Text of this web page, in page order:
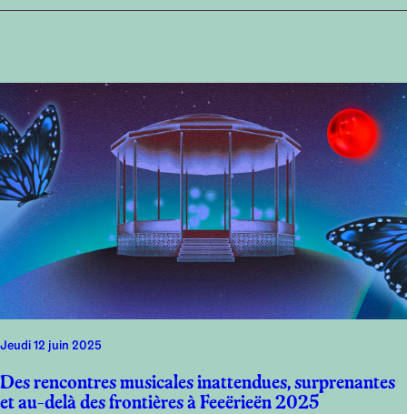
jeudi 12 juin 2025
Des rencontres musicales inattendues, surprenantes
et au-delà des frontières à Feeërieën 2025